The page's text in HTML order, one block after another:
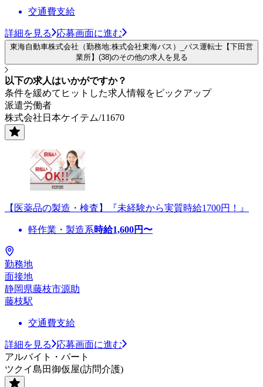
交通費支給
詳細を見る 応募画面に進む
東海自動車株式会社（勤務地:株式会社東海バス）_バス運転士【下田営
業所】(38)のその他の求人を見る
以下の求人はいかがですか？
条件を緩めてヒットした求人情報をピックアップ
派遣労働者
株式会社日本ケイテム/11670
【医薬品の製造・検査】『未経験から実質時給1700円！』
軽作業・製造系時給1,600円〜
勤務地
面接地
静岡県藤枝市源助
藤枝駅
交通費支給
詳細を見る
応募画面に進む
アルバイト・パート
ツクイ島田御仮屋(訪問介護)